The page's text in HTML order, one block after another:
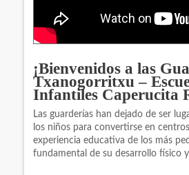
¡Bienvenidos a las
Txanogorritxu –
Infantiles Caperucita
Las guarderías han dejado de ser
los niños para convertirse en
experiencia educativa de los más
fundamental de su desarrollo físico